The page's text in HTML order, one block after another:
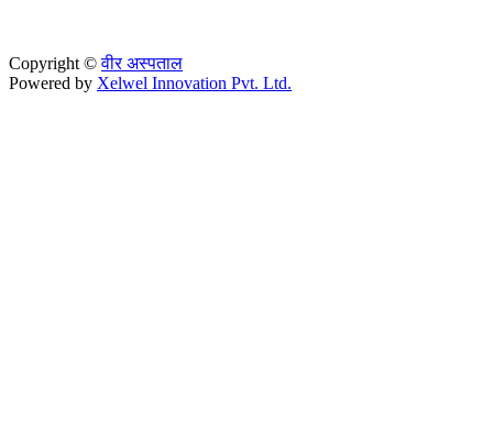
Copyright ©वीर अस्पताल
Powered by Xelwel Innovation Pvt. Ltd.